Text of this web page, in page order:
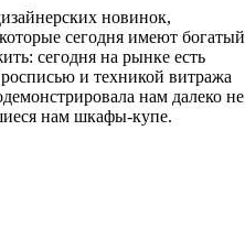
новинок,
сегодня имеют богатый
сегодня на рынке есть
и техникой витража
нам далеко не
нам шкафы-купе.